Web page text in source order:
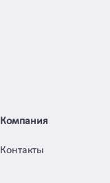
Компания
Контакты